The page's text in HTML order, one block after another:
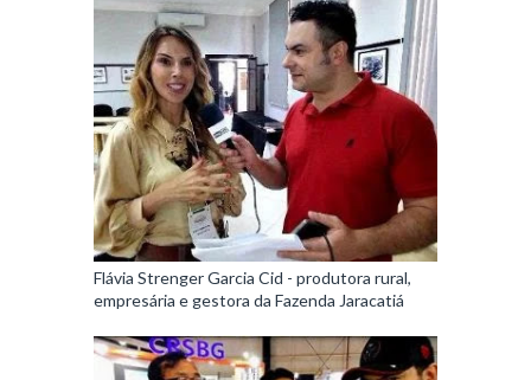
Flávia Strenger Garcia Cid - produtora rural,
empresária e gestora da Fazenda Jaracatiá